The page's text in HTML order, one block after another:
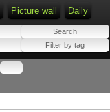
Picture wall Daily